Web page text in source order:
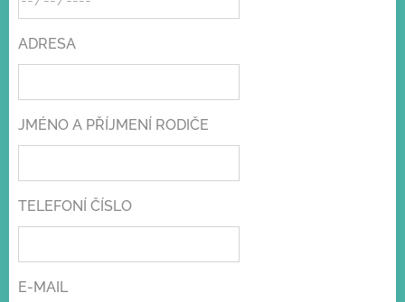
ADRESA
JMÉNO A PŘÍJMENÍ RODIČE
TELEFONÍ ČÍSLO
E-MAIL